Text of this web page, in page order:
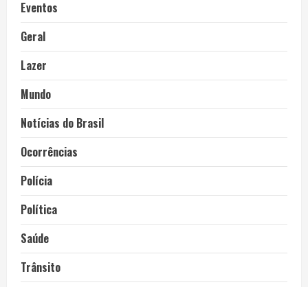
Eventos
Geral
Lazer
Mundo
Notícias do Brasil
Ocorrências
Polícia
Política
Saúde
Trânsito